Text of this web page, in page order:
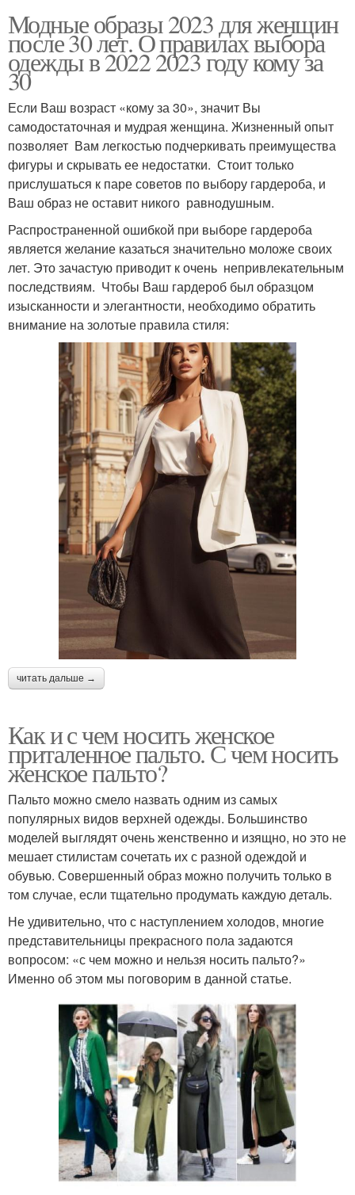
Модные образы 2023 для женщин
после 30 лет. О правилах выбора
одежды в 2022 2023 году кому за
30
Если Ваш возраст «кому за 30», значит Вы
самодостаточная и мудрая женщина. Жизненный опыт
позволяет Вам легкостью подчеркивать преимущества
фигуры и скрывать ее недостатки. Стоит только
прислушаться к паре советов по выбору гардероба, и
Ваш образ не оставит никого равнодушным.
Распространенной ошибкой при выборе гардероба
является желание казаться значительно моложе своих
лет. Это зачастую приводит к очень непривлекательным
последствиям. Чтобы Ваш гардероб был образцом
изысканности и элегантности, необходимо обратить
внимание на золотые правила стиля:
читать дальше →
Как и с чем носить женское
приталенное пальто. С чем носить
женское пальто?
Пальто можно смело назвать одним из самых
популярных видов верхней одежды. Большинство
моделей выглядят очень женственно и изящно, но это не
мешает стилистам сочетать их с разной одеждой и
обувью. Совершенный образ можно получить только в
том случае, если тщательно продумать каждую деталь.
Не удивительно, что с наступлением холодов, многие
представительницы прекрасного пола задаются
вопросом: «с чем можно и нельзя носить пальто?»
Именно об этом мы поговорим в данной статье.